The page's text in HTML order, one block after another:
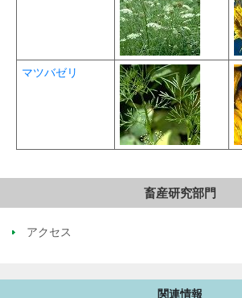
マツバゼリ
畜産研究部門
アクセス
関連情報